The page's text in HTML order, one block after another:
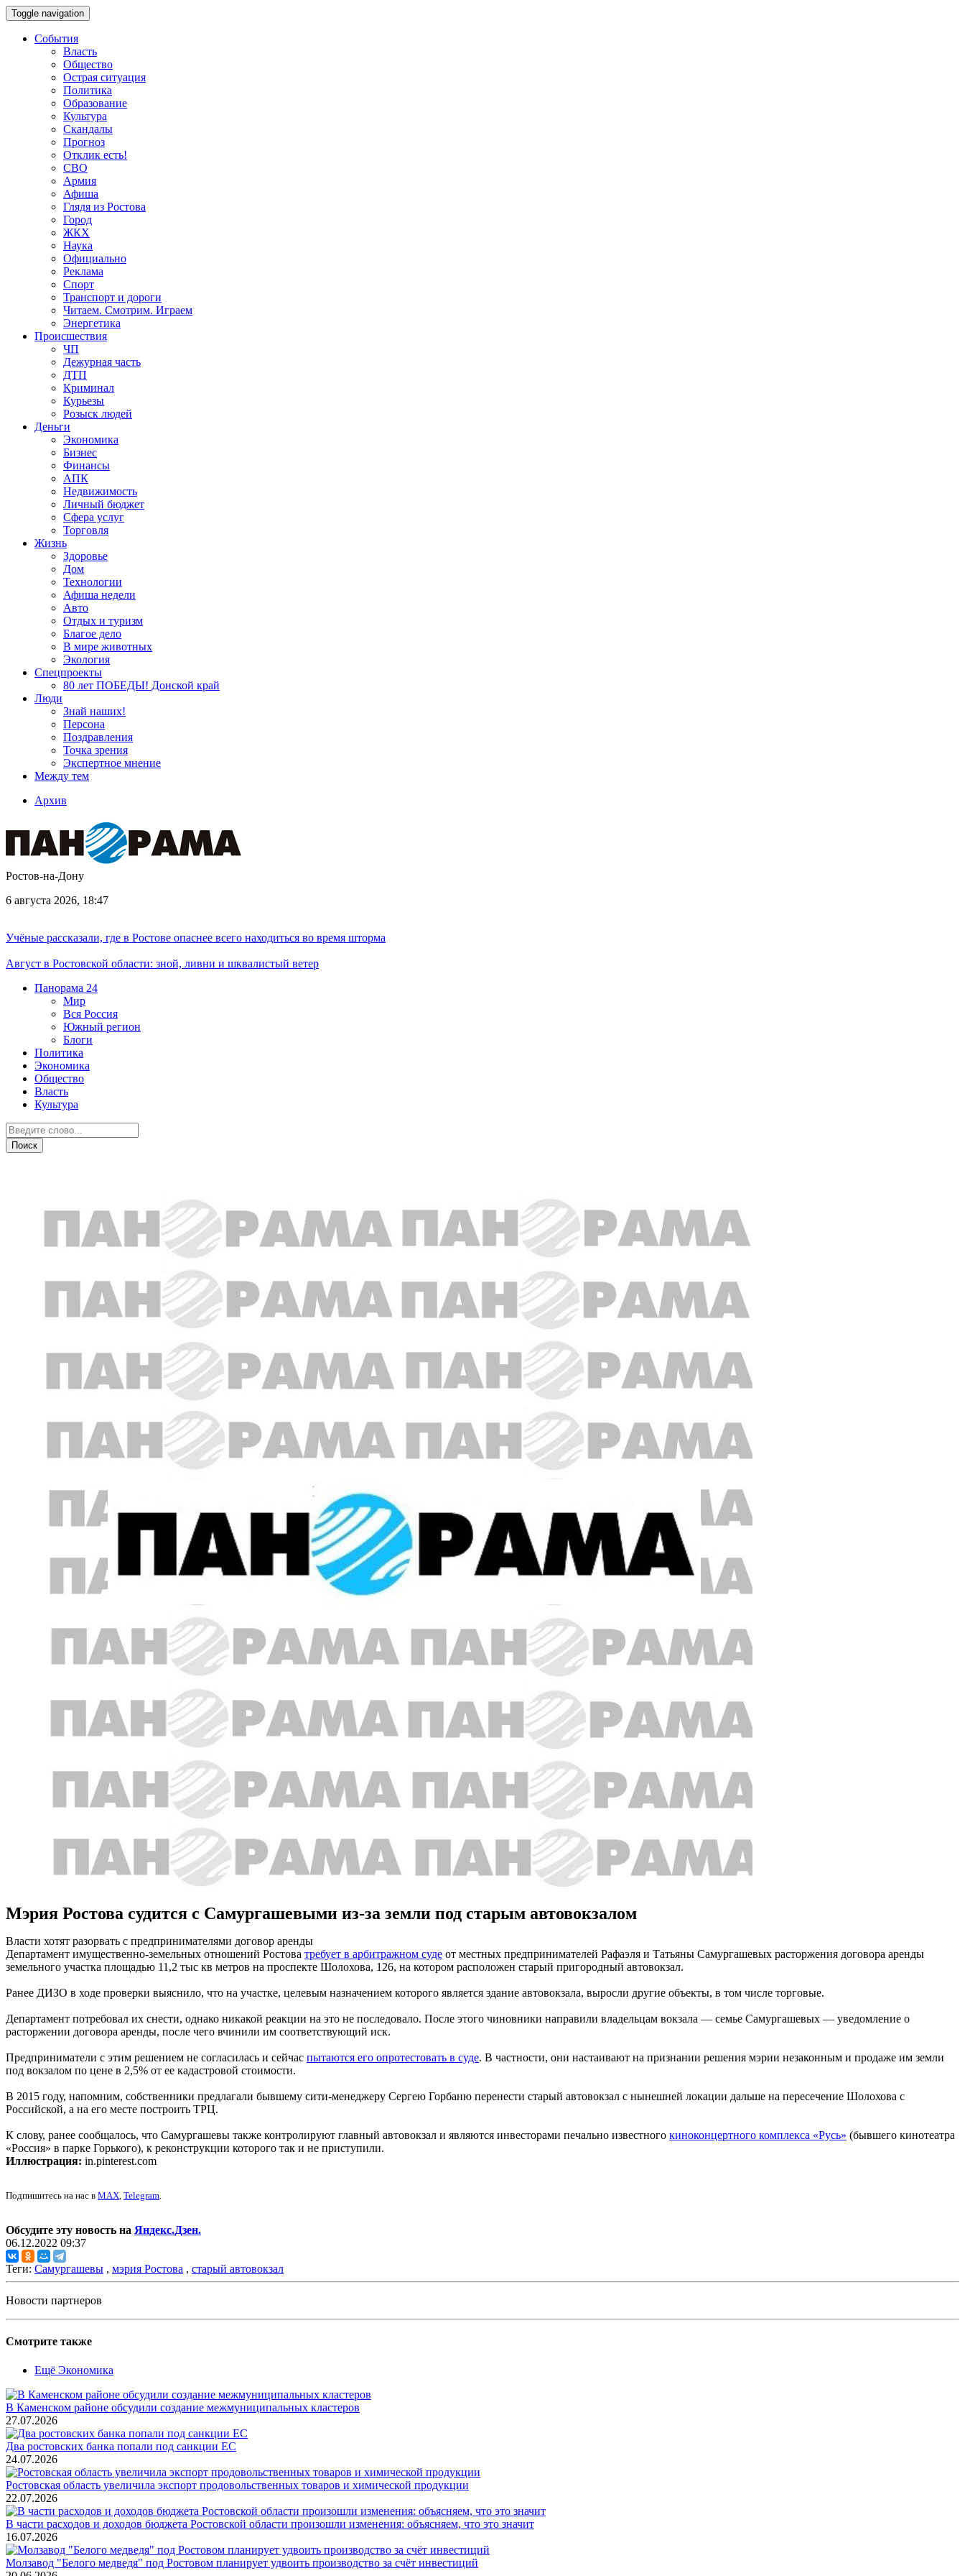
Toggle navigation
События
Власть
Общество
Острая ситуация
Политика
Образование
Культура
Скандалы
Прогноз
Отклик есть!
СВО
Армия
Афиша
Глядя из Ростова
Город
ЖКХ
Наука
Официально
Реклама
Спорт
Транспорт и дороги
Читаем. Смотрим. Играем
Энергетика
Происшествия
ЧП
Дежурная часть
ДТП
Криминал
Курьезы
Розыск людей
Деньги
Экономика
Бизнес
Финансы
АПК
Недвижимость
Личный бюджет
Сфера услуг
Торговля
Жизнь
Здоровье
Дом
Технологии
Афиша недели
Авто
Отдых и туризм
Благое дело
В мире животных
Экология
Спецпроекты
80 лет ПОБЕДЫ! Донской край
Люди
Знай наших!
Персона
Поздравления
Точка зрения
Экспертное мнение
Между тем
Архив
Ростов-на-Дону
6 августа 2026, 18:47
Учёные рассказали, где в Ростове опаснее всего находиться во время шторма
Август в Ростовской области: зной, ливни и шквалистый ветер
Панорама 24
Мир
Вся Россия
Южный регион
Блоги
Политика
Экономика
Общество
Власть
Культура
Мэрия Ростова судится с Самургашевыми из-за земли под старым автовокзалом
Власти хотят разорвать с предпринимателями договор аренды
Департамент имущественно-земельных отношений Ростова требует в арбитражном суде от местных предпринимателей Рафаэля и Татьяны Самургашевых расторжения договора аренды
земельного участка площадью 11,2 тыс кв метров на проспекте Шолохова, 126, на котором расположен старый пригородный автовокзал.
Ранее ДИЗО в ходе проверки выяснило, что на участке, целевым назначением которого является здание автовокзала, выросли другие объекты, в том числе торговые.
Департамент потребовал их снести, однако никакой реакции на это не последовало. После этого чиновники направили владельцам вокзала — семье Самургашевых — уведомление о
расторжении договора аренды, после чего вчинили им соответствующий иск.
Предприниматели с этим решением не согласилась и сейчас пытаются его опротестовать в суде. В частности, они настаивают на признании решения мэрии незаконным и продаже им земли
под вокзалом по цене в 2,5% от ее кадастровой стоимости.
В 2015 году, напомним, собственники предлагали бывшему сити-менеджеру Сергею Горбаню перенести старый автовокзал с нынешней локации дальше на пересечение Шолохова с
Российской, а на его месте построить ТРЦ.
К слову, ранее сообщалось, что Самургашевы также контролируют главный автовокзал и являются инвесторами печально известного киноконцертного комплекса «Русь» (бывшего кинотеатра
«Россия» в парке Горького), к реконструкции которого так и не приступили.
Иллюстрация: in.pinterest.com
Подпишитесь на нас в MAX, Telegram.
Обсудите эту новость на Яндекс.Дзен.
06.12.2022 09:37
Теги: Самургашевы , мэрия Ростова , старый автовокзал
Новости партнеров
Смотрите также
Ещё Экономика
В Каменском районе обсудили создание межмуниципальных кластеров
27.07.2026
Два ростовских банка попали под санкции ЕС
24.07.2026
Ростовская область увеличила экспорт продовольственных товаров и химической продукции
22.07.2026
В части расходов и доходов бюджета Ростовской области произошли изменения: объясняем, что это значит
16.07.2026
Молзавод "Белого медведя" под Ростовом планирует удвоить производство за счёт инвестиций